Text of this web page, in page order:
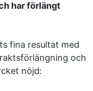
har förlängt
fina resultat med
och
nöjd: